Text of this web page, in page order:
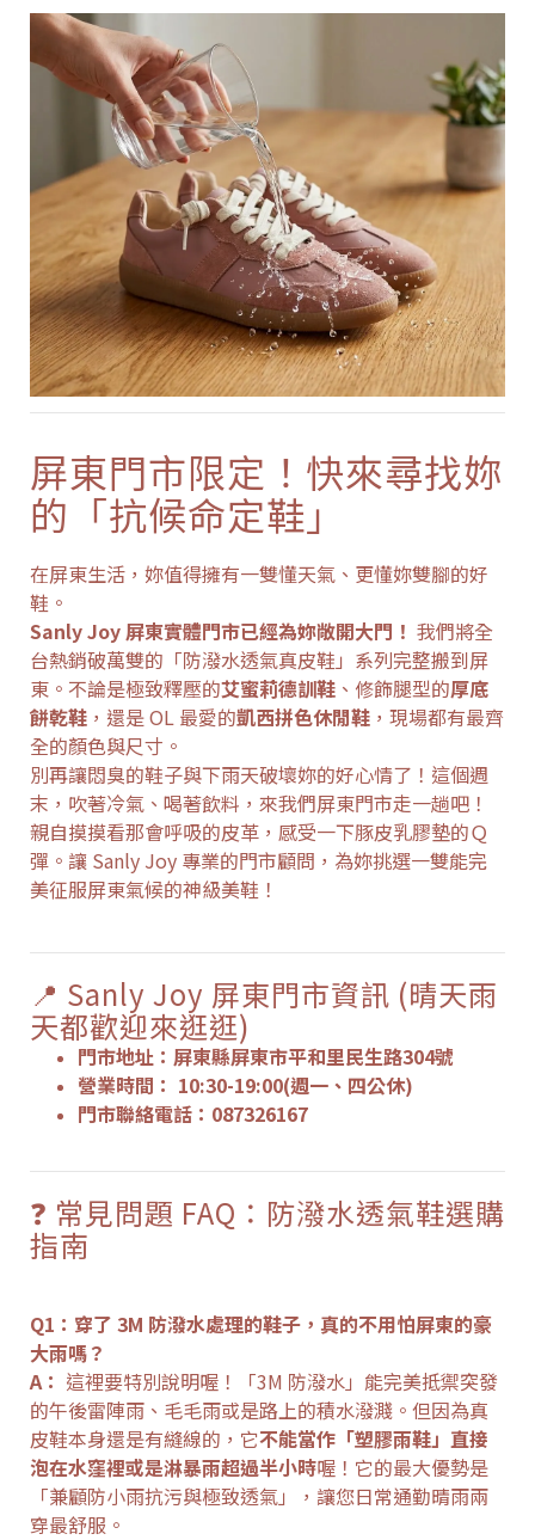
屏東門市限定！快來尋找妳
的「抗候命定鞋」
在屏東生活，妳值得擁有一雙懂天氣、更懂妳雙腳的好
鞋。
Sanly Joy 屏東實體門市已經為妳敞開大門！ 我們將全
台熱銷破萬雙的「防潑水透氣真皮鞋」系列完整搬到屏
東。不論是極致釋壓的艾蜜莉德訓鞋 、修飾腿型的厚底
餅乾鞋 ，還是 OL 最愛的凱西拼色休閒鞋 ，現場都有最齊
全的顏色與尺寸。
別再讓悶臭的鞋子與下雨天破壞妳的好心情了！這個週
末，吹著冷氣、喝著飲料，來我們屏東門市走一趟吧！
親自摸摸看那會呼吸的皮革，感受一下豚皮乳膠墊的Ｑ
彈。讓 Sanly Joy 專業的門市顧問，為妳挑選一雙能完
美征服屏東氣候的神級美鞋！
📍 Sanly Joy 屏東門市資訊 (晴天雨
天都歡迎來逛逛)
門市地址：屏東縣屏東市平和里民生路304號
營業時間： 10:30-19:00(週一、四公休)
門市聯絡電話：087326167
❓ 常見問題 FAQ：防潑水透氣鞋選購
指南
Q1：穿了 3M 防潑水處理的鞋子，真的不用怕屏東的豪
大雨嗎？
A： 這裡要特別說明喔！「3M 防潑水」能完美抵禦突發
的午後雷陣雨、毛毛雨或是路上的積水潑濺。但因為真
皮鞋本身還是有縫線的，它不能當作「塑膠雨鞋」直接
泡在水窪裡或是淋暴雨超過半小時喔！它的最大優勢是
「兼顧防小雨抗污與極致透氣」，讓您日常通勤晴雨兩
穿最舒服。